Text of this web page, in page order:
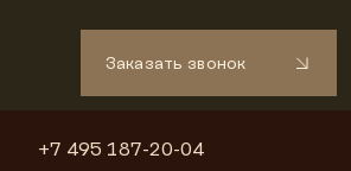
Заказать звонок
+7 495 187-20-04